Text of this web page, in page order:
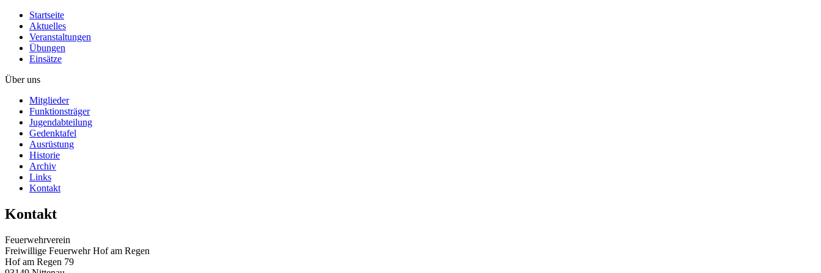
Startseite
Aktuelles
Veranstaltungen
Übungen
Einsätze
Über uns
Mitglieder
Funktionsträger
Jugendabteilung
Gedenktafel
Ausrüstung
Historie
Archiv
Links
Kontakt
Kontakt
Feuerwehrverein
Freiwillige Feuerwehr Hof am Regen
Hof am Regen 79